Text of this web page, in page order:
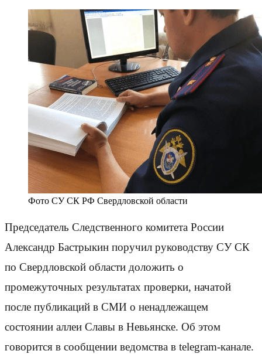
Фото СУ СК РФ Свердловской области
Председатель Следственного комитета России
Александр Бастрыкин поручил руководству СУ СК
по Свердловской области доложить о
промежуточных результатах проверки, начатой
после публикаций в СМИ о ненадлежащем
состоянии аллеи Славы в Невьянске. Об этом
говорится в сообщении ведомства в telegram-канале.